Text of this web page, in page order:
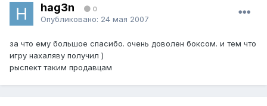
hag3n 0
Опубликовано: 24 мая 2007
за что ему большое спасибо. очень доволен боксом. и тем что
игру нахаляву получил )
рыспект таким продавцам